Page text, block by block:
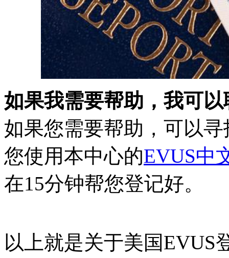
如果我需要帮助，我可
如果您需要帮助，可以
您使用本中心的EVUS中
在15分钟帮您登记好。
以上就是关于美国EVUS